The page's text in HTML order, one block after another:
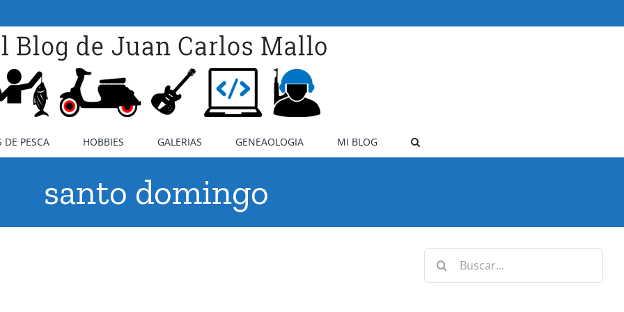
DE PESCA HOBBIES GALERIAS GENEAOLOGIA MI BLOG
santo domingo
Buscar: